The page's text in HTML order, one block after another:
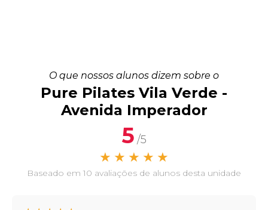
O que nossos alunos dizem sobre o
Pure Pilates Vila Verde -
Avenida Imperador
5 /5
★ ★ ★ ★ ★
Baseado em 10 avaliações de alunos desta unidade